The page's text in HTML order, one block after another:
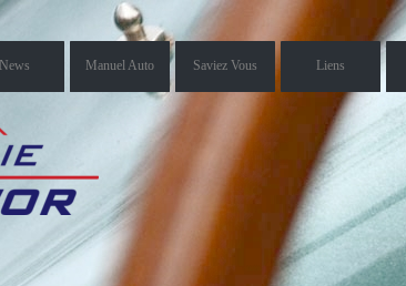
News Manuel Auto Saviez Vous Liens